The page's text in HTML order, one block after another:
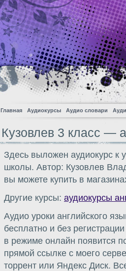
Главная Аудиокурсы Аудио словари
Кузовлев 3 класс —
Здесь выложен аудиокурс к
школы. Автор: Кузовлев
вы можете купить в
Другие курсы: аудиокурсы
Аудио уроки английского
бесплатно и без
в режиме онлайн появится
прямой ссылке с моего
торрент или Яндекс Диск.